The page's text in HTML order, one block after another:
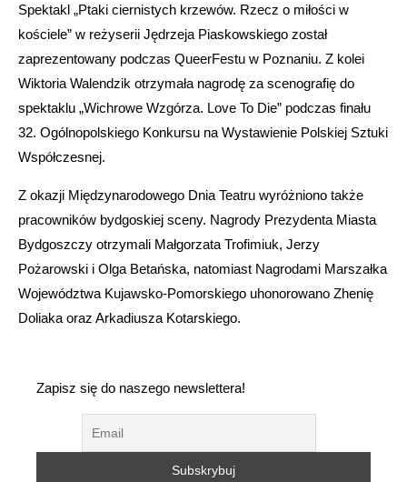
Spektakl „Ptaki ciernistych krzewów. Rzecz o miłości w
kościele” w reżyserii Jędrzeja Piaskowskiego został
zaprezentowany podczas QueerFestu w Poznaniu. Z kolei
Wiktoria Walendzik otrzymała nagrodę za scenografię do
spektaklu „Wichrowe Wzgórza. Love To Die” podczas finału
32. Ogólnopolskiego Konkursu na Wystawienie Polskiej Sztuki
Współczesnej.
Z okazji Międzynarodowego Dnia Teatru wyróżniono także
pracowników bydgoskiej sceny. Nagrody Prezydenta Miasta
Bydgoszczy otrzymali Małgorzata Trofimiuk, Jerzy
Pożarowski i Olga Betańska, natomiast Nagrodami Marszałka
Województwa Kujawsko-Pomorskiego uhonorowano Zhenię
Doliaka oraz Arkadiusza Kotarskiego.
Zapisz się do naszego newslettera!